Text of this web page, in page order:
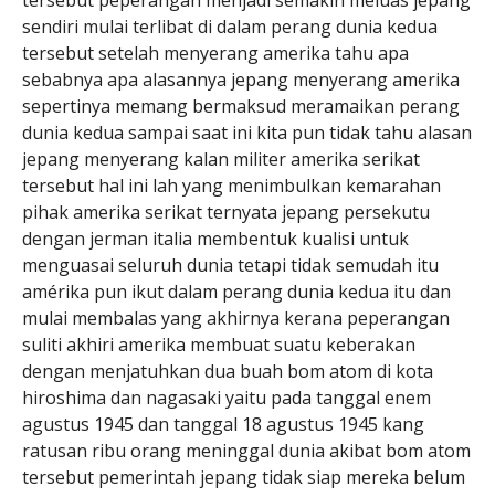
sendiri mulai terlibat di dalam perang dunia kedua
tersebut setelah menyerang amerika tahu apa
sebabnya apa alasannya jepang menyerang amerika
sepertinya memang bermaksud meramaikan perang
dunia kedua sampai saat ini kita pun tidak tahu alasan
jepang menyerang kalan militer amerika serikat
tersebut hal ini lah yang menimbulkan kemarahan
pihak amerika serikat ternyata jepang persekutu
dengan jerman italia membentuk kualisi untuk
menguasai seluruh dunia tetapi tidak semudah itu
amérika pun ikut dalam perang dunia kedua itu dan
mulai membalas yang akhirnya kerana peperangan
suliti akhiri amerika membuat suatu keberakan
dengan menjatuhkan dua buah bom atom di kota
hiroshima dan nagasaki yaitu pada tanggal enem
agustus 1945 dan tanggal 18 agustus 1945 kang
ratusan ribu orang meninggal dunia akibat bom atom
tersebut pemerintah jepang tidak siap mereka belum